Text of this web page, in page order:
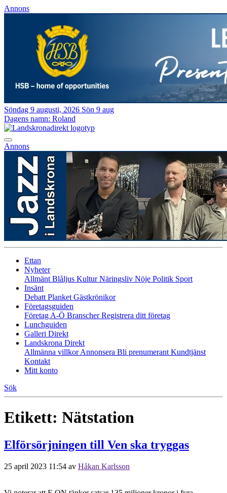
Annons
Söndag 9 augusti, 2026 Sön 9 aug
Dagens namn: Roland
Annons
Ettan
Nyheter
Allmänt Blåljus KulturNäringsliv Nöje Politik Sport
Insänt
Debatt Planket Gästkrönikor
Företagsguiden
Företag A-Ö BranscherRegistrera ditt företag
Lunchguiden
Galleri Direkt
Landskrona Direkt
Allmänna villkorAnnonsera Bli prenumerant Kundtjänst
Kontakt
Mitt konto
Sök
Etikett: Nätstation
Elförsörjningen till Ven ska tryggas
25 april 2023 11:54 av Håkan Karlsson